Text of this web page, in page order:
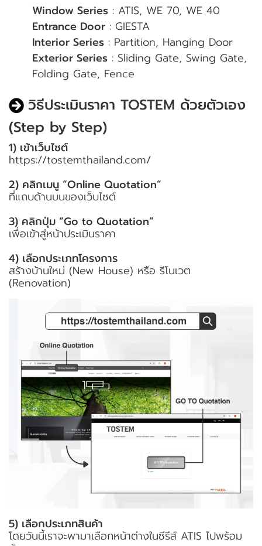
Window Series : ATIS, WE 70, WE 40
Entrance Door : GIESTA
Interior Series : Partition, Hanging Door
Exterior Series : Sliding Gate, Swing Gate,
Folding Gate, Fence
วิธีประเมินราคา TOSTEM ด้วยตัวเอง
(Step by Step)
1) เข้าเว็บไซต์
https://tostemthailand.com/
2) คลิกเมนู “Online Quotation”
ที่แถบด้านบนของเว็บไซต์
3) คลิกปุ่ม “Go to Quotation”
เพื่อเข้าสู่หน้าประเมินราคา
4) เลือกประเภทโครงการ
สร้างบ้านใหม่ (New House) หรือ รีโนเวต
(Renovation)
5) เลือกประเภทสินค้า
โดยวันนี้เราจะพามาเลือกหน้าต่างในซีรีส์ ATIS ไปพร้อม